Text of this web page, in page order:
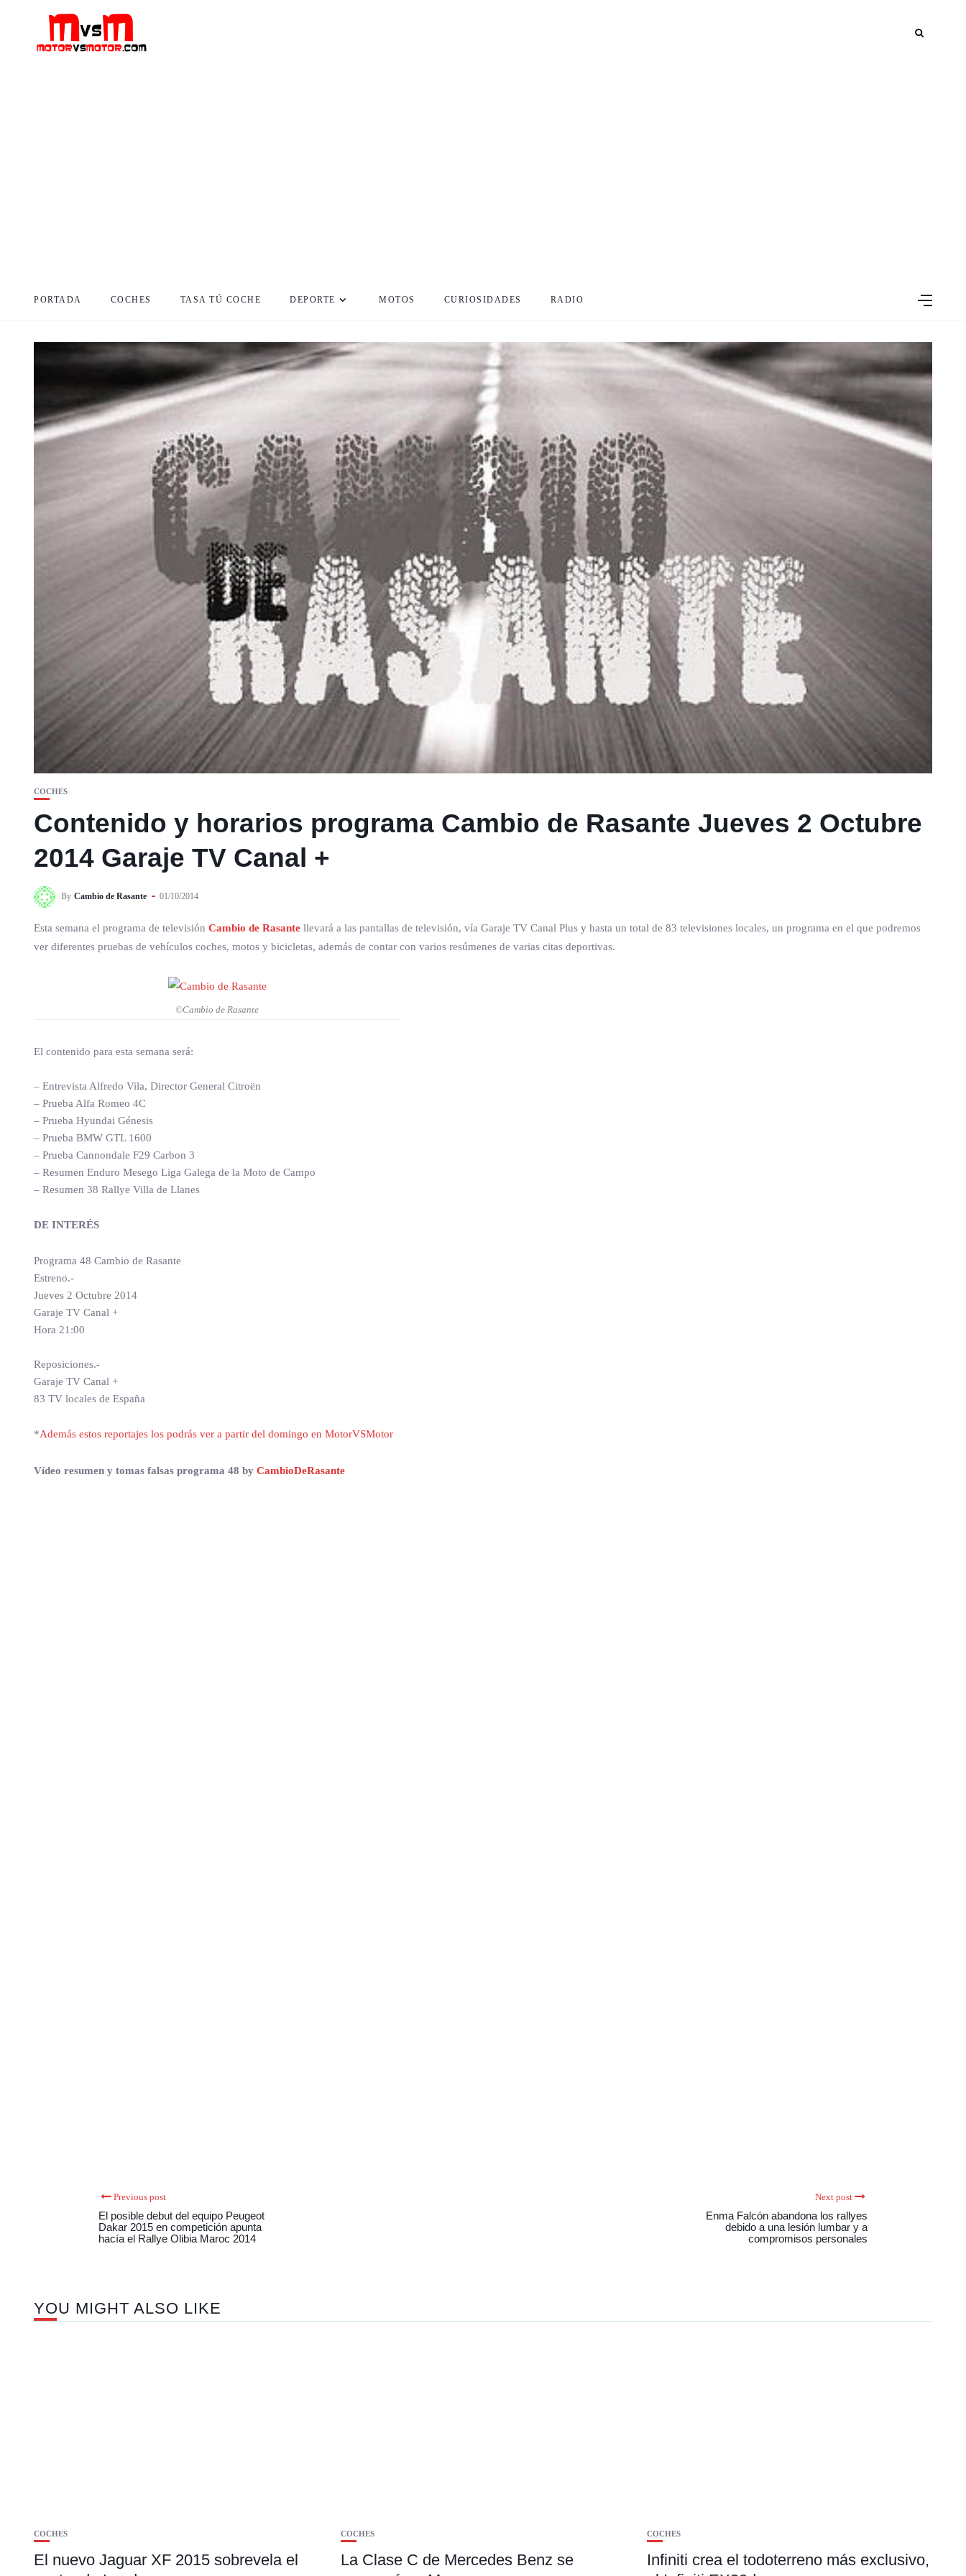
PORTADA COCHES TASA TÚ COCHE DEPORTE MOTOS CURIOSIDADES RADIO
COCHES
Contenido y horarios programa Cambio de Rasante Jueves 2 Octubre
2014 Garaje TV Canal +
By Cambio de Rasante 01/10/2014
Esta semana el programa de televisión Cambio de Rasante llevará a las pantallas de televisión, vía Garaje TV Canal Plus y hasta un total de 83 televisiones locales, un programa en el que podremos
ver diferentes pruebas de vehículos coches, motos y bicicletas, además de contar con varios resúmenes de varias citas deportivas.
©Cambio de Rasante
El contenido para esta semana será:
– Entrevista Alfredo Vila, Director General Citroën
– Prueba Alfa Romeo 4C
– Prueba Hyundai Génesis
– Prueba BMW GTL 1600
– Prueba Cannondale F29 Carbon 3
– Resumen Enduro Mesego Liga Galega de la Moto de Campo
– Resumen 38 Rallye Villa de Llanes
DE INTERÉS
Programa 48 Cambio de Rasante
Estreno.-
Jueves 2 Octubre 2014
Garaje TV Canal +
Hora 21:00
Reposiciones.-
Garaje TV Canal +
83 TV locales de España
*Además estos reportajes los podrás ver a partir del domingo en MotorVSMotor
Vídeo resumen y tomas falsas programa 48 by CambioDeRasante
Previous post
El posible debut del equipo Peugeot
Dakar 2015 en competición apunta
hacía el Rallye Olibia Maroc 2014
Next post
Enma Falcón abandona los rallyes
debido a una lesión lumbar y a
compromisos personales
YOU MIGHT ALSO LIKE
COCHES
El nuevo Jaguar XF 2015 sobrevela el
COCHES
La Clase C de Mercedes Benz se
COCHES
Infiniti crea el todoterreno más exclusivo,